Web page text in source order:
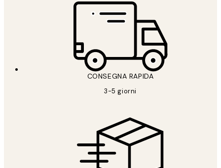
CONSEGNA RAPIDA
3-5 giorni